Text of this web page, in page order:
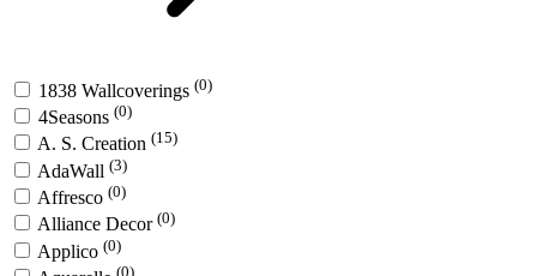
1838 Wallcoverings (0)
4Seasons (0)
A. S. Creation (15)
AdaWall (3)
Affresco (0)
Alliance Decor (0)
Applico (0)
(0)